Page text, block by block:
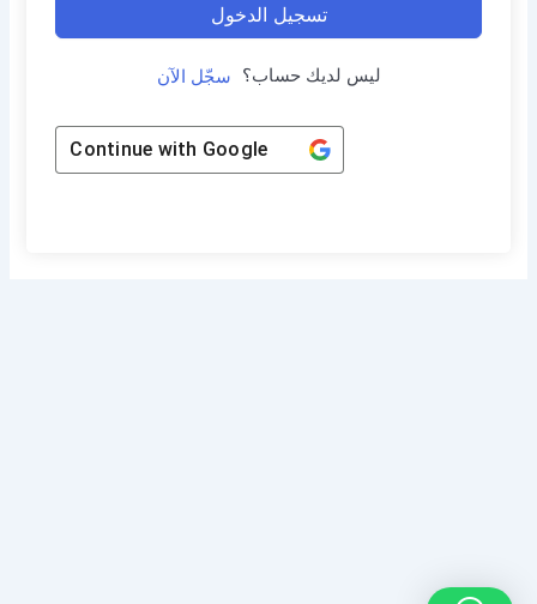
تسجيل الدخول
ليس لديك حساب؟ سجّل الآن
Continue with Google